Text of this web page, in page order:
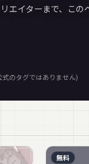
エイターまで、この
のタグではありません)
無料